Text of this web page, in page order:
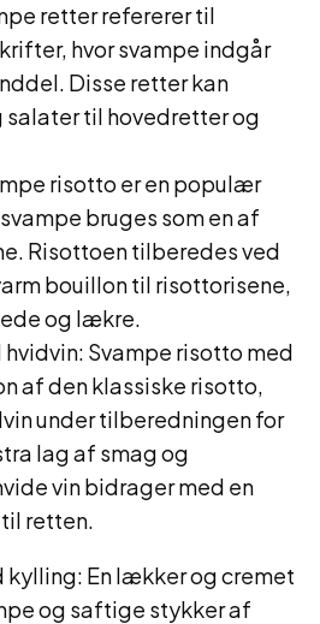
retter refererer til
hvor svampe indgår
Disse retter kan
salater til hovedretter og
risotto er en populær
bruges som en af
Risottoen tilberedes ved
bouillon til risottorisene,
og lækre.
Svampe risotto med
af den klassiske risotto,
under tilberedningen for
lag af smag og
vin bidrager med en
retten.
kylling: En lækker og cremet
og saftige stykker af